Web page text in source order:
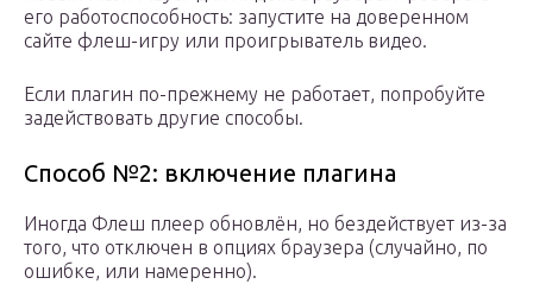
его работоспособность: запустите на доверенном
сайте флеш-игру или проигрыватель видео.
Если плагин по-прежнему не работает, попробуйте
задействовать другие способы.
Способ №2: включение плагина
Иногда Флеш плеер обновлён, но бездействует из-за
того, что отключен в опциях браузера (случайно, по
ошибке, или намеренно).